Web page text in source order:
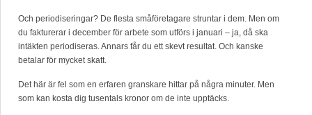
Och periodiseringar? De flesta småföretagare struntar i dem. Men om
du fakturerar i december för arbete som utförs i januari – ja, då ska
intäkten periodiseras. Annars får du ett skevt resultat. Och kanske
betalar för mycket skatt.
Det här är fel som en erfaren granskare hittar på några minuter. Men
som kan kosta dig tusentals kronor om de inte upptäcks.